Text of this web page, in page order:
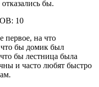
бы.
на что
что бы домик был
бы лестница была
и часто любят быстро